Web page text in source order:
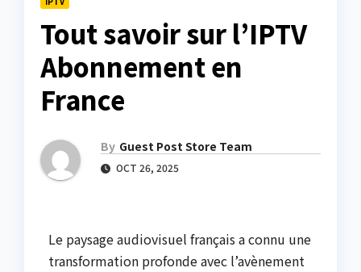
Tout savoir sur l’IPTV
Abonnement en
France
By Guest Post Store Team
OCT 26, 2025
Le paysage audiovisuel français a connu une
transformation profonde avec l’avènement